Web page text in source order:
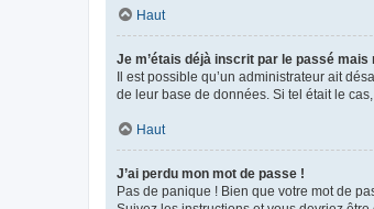
Haut
Je m’étais déjà inscrit par le passé
Il est possible qu’un administrateur ait
de leur base de données. Si tel était le
Haut
J’ai perdu mon mot de passe !
Pas de panique ! Bien que votre mot de